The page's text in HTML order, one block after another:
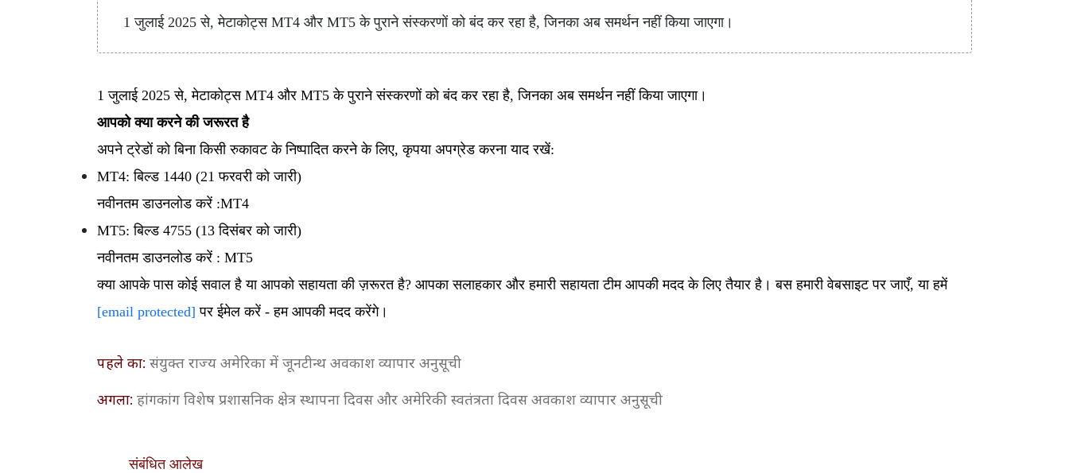
1 जुलाई 2025 से, मेटाकोट्स MT4 और MT5 के पुराने संस्करणों को बंद कर रहा है, जिनका अब समर्थन नहीं किया जाएगा।
1 जुलाई 2025 से, मेटाकोट्स MT4 और MT5 के पुराने संस्करणों को बंद कर रहा है, जिनका अब समर्थन नहीं किया जाएगा।
आपको क्या करने की जरूरत है
अपने ट्रेडों को बिना किसी रुकावट के निष्पादित करने के लिए, कृपया अपग्रेड करना याद रखें:
MT4: बिल्ड 1440 (21 फरवरी को जारी)
नवीनतम डाउनलोड करें :MT4
MT5: बिल्ड 4755 (13 दिसंबर को जारी)
नवीनतम डाउनलोड करें : MT5
क्या आपके पास कोई सवाल है या आपको सहायता की ज़रूरत है? आपका सलाहकार और हमारी सहायता टीम आपकी मदद के लिए तैयार है। बस हमारी वेबसाइट पर जाएँ, या हमें
[email protected] पर ईमेल करें - हम आपकी मदद करेंगे।
पहले का: संयुक्त राज्य अमेरिका में जूनटीन्थ अवकाश व्यापार अनुसूची
अगला: हांगकांग विशेष प्रशासनिक क्षेत्र स्थापना दिवस और अमेरिकी स्वतंत्रता दिवस अवकाश व्यापार अनुसूची
संबंधित आलेख